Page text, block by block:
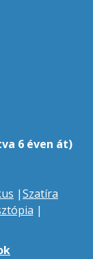
6 éven át)
|Szatíra
|